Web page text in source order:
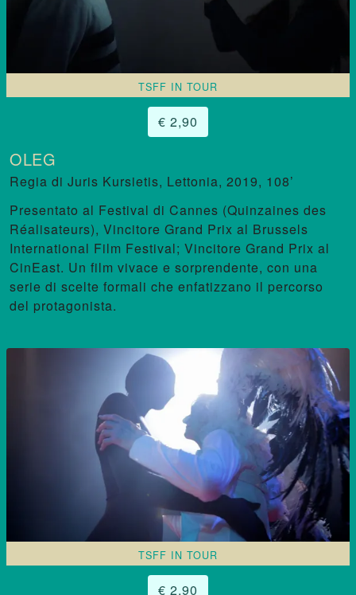
TSFF IN TOUR
€ 2,90
OLEG
Juris Kursietis, Lettonia, 2019, 108’
Presentato al Festival di Cannes (Quinzaines des
Réalisateurs), Vincitore Grand Prix al Brussels
International Film Festival; Vincitore Grand Prix al
CinEast. Un film vivace e sorprendente, con una
serie di scelte formali che enfatizzano il percorso
del protagonista.
TSFF IN TOUR
€ 2,90